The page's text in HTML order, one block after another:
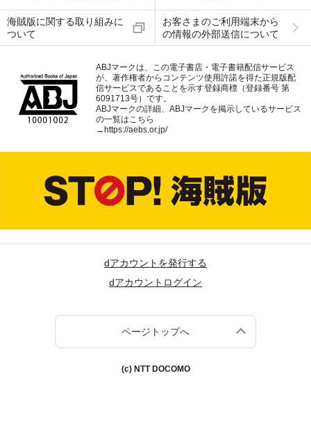
海賊版に関する取り組みに
ついて
お客さまのご利用端末から
の情報の外部送信について
ABJマークは、この電子書店・電子書籍配信サービス
が、著作権者からコンテンツ使用許諾を得た正規版配
信サービスであることを示す登録商標（登録番号 第
6091713号）です。
ABJマークの詳細、ABJマークを掲示しているサービス
の一覧はこちら
→ https://aebs.or.jp/
dアカウントを発行する
dアカウントログイン
ページトップへ
(c) NTT DOCOMO